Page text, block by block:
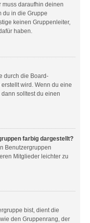
muss daraufhin deinen
du in die Gruppe
keinen Gruppenleiter,
haben.
durch die Board-
wird. Wenn du eine
solltest du einen
farbig dargestellt?
Benutzergruppen
Mitglieder leichter zu
bist, dient die
den Gruppenrang, der